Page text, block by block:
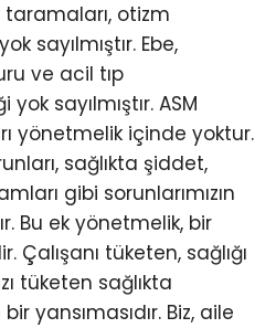
otizm
sayılmıştır. Ebe,
ve acil tıp
sayılmıştır. ASM
yönetmelik içinde yoktur.
sağlıkta şiddet,
gibi sorunlarımızın
Bu ek yönetmelik, bir
tüketen, sağlığı
tüketen sağlıkta
yansımasıdır. Biz, aile